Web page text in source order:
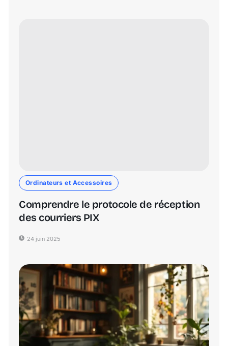
Ordinateurs et Accessoires
Comprendre le protocole de réception
des courriers PIX
24 juin 2025